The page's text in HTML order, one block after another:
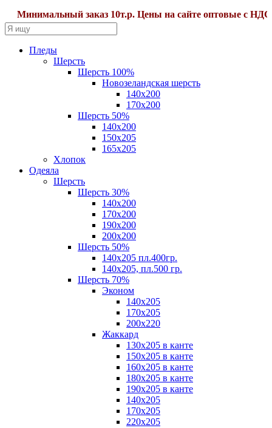
Минимальный заказ 10т.р. Цены на сайте оптовые с
Пледы
Шерсть
Шерсть 100%
Новозеландская шерсть
140х200
170x200
Шерсть 50%
140x200
150х205
165х205
Хлопок
Одеяла
Шерсть
Шерсть 30%
140х200
170х200
190х200
200х200
Шерсть 50%
140х205 пл.400гр.
140х205, пл.500 гр.
Шерсть 70%
Эконом
140х205
170х205
200х220
Жаккард
130х205 в канте
150х205 в канте
160х205 в канте
180х205 в канте
190х205 в канте
140х205
170х205
220х205